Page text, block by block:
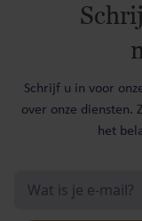
Schrijf u in voor
over onze diensten.
het